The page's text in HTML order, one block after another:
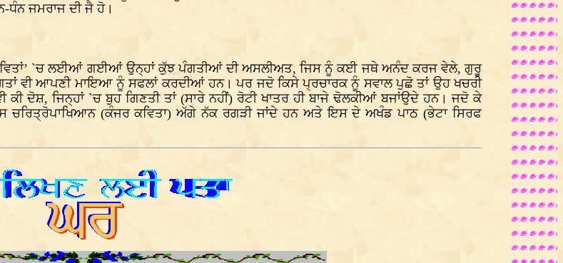
ਧੰਨ ਜਮਰਾਜ ਦੀ ਜੈ ਹੋ।
ਕਵਿਤਾਂ’ `ਚ ਲਈਆਂ ਗਈਆਂ ਉਨ੍ਹਾਂ ਕੁੱਝ ਪੰਗਤੀਆਂ ਦੀ ਅਸਲੀਅਤ, ਜਿਸ ਨੂੰ ਕਈ ਜਥੇ ਅਨੰਦ ਕਰਜ ਵੇਲੇ, ਗੁਰੂ
ਵੀ ਆਪਣੀ ਮਾਇਆ ਨੂੰ ਸਫਲਾਂ ਕਰਦੀਆਂ ਹਨ। ਪਰ ਜਦੋ ਕਿਸੇ ਪ੍ਰਚਾਰਕ ਨੂੰ ਸਵਾਲ ਪੁਛੋ ਤਾਂ ਉਹ ਖਚਰੀ
ਕੀ ਦੋਸ਼, ਜਿਨ੍ਹਾਂ `ਚ ਬੁਹ ਗਿਣਤੀ ਤਾਂ (ਸਾਰੇ ਨਹੀਂ) ਰੋਟੀ ਖਾਤਰ ਹੀ ਬਾਜੇ ਢੋਲਕੀਆਂ ਬਜਾਂਉਦੇ ਹਨ। ਜਦੋ ਕੇ
(ਕੰਜਰ ਕਵਿਤਾ) ਅੱਗੇ ਨੱਕ ਰਗੜੀ ਜਾਂਦੇ ਹਨ ਅਤੇ ਇਸ ਦੇ ਅਖੰਡ ਪਾਠ (ਭੇਟਾ ਸਿਰਫ